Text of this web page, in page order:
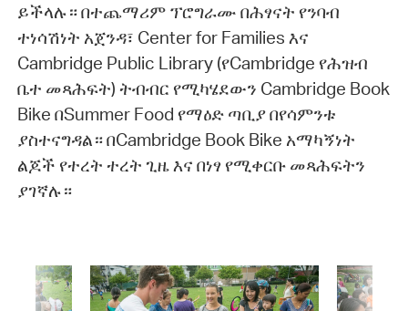
ይችላሉ። በተጨማሪም ፕሮግራሙ በሕፃናት የንባብ
ተነሳሽነት አጀንዳ፣ Center for Families እና
Cambridge Public Library (የCambridge የሕዝብ
ቤተ መጻሕፍት) ትብብር የሚካሄደውን Cambridge Book
Bike በSummer Food የማዕድ ጣቢያ በየሳምንቱ
ያስተናግዳል። በCambridge Book Bike አማካኝነት
ልጆች የተረት ተረት ጊዜ እና በነፃ የሚቀርቡ መጻሕፍትን
ያገኛሉ።